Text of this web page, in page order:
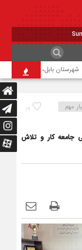
شهرستان بابل، قهرمان ورزش
۱۹
مهم
جامعه کار و تلاش